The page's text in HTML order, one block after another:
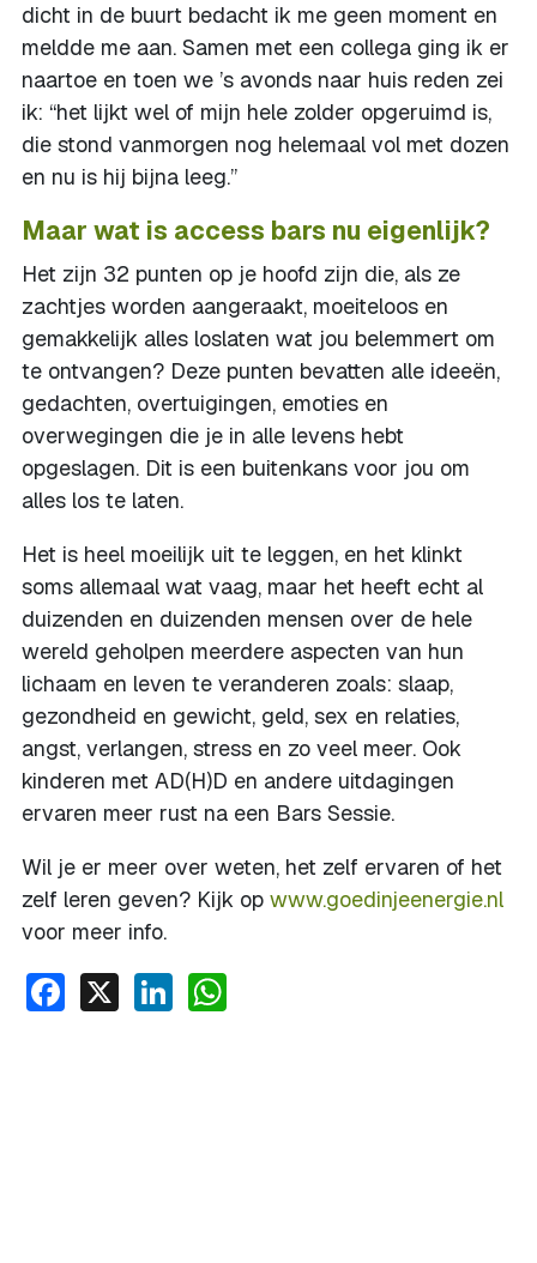
dicht in de buurt bedacht ik me geen moment en
meldde me aan. Samen met een collega ging ik er
naartoe en toen we ’s avonds naar huis reden zei
ik: “het lijkt wel of mijn hele zolder opgeruimd is,
die stond vanmorgen nog helemaal vol met dozen
en nu is hij bijna leeg.”
Maar wat is access bars nu eigenlijk?
Het zijn 32 punten op je hoofd zijn die, als ze
zachtjes worden aangeraakt, moeiteloos en
gemakkelijk alles loslaten wat jou belemmert om
te ontvangen? Deze punten bevatten alle ideeën,
gedachten, overtuigingen, emoties en
overwegingen die je in alle levens hebt
opgeslagen. Dit is een buitenkans voor jou om
alles los te laten.
Het is heel moeilijk uit te leggen, en het klinkt
soms allemaal wat vaag, maar het heeft echt al
duizenden en duizenden mensen over de hele
wereld geholpen meerdere aspecten van hun
lichaam en leven te veranderen zoals: slaap,
gezondheid en gewicht, geld, sex en relaties,
angst, verlangen, stress en zo veel meer. Ook
kinderen met AD(H)D en andere uitdagingen
ervaren meer rust na een Bars Sessie.
Wil je er meer over weten, het zelf ervaren of het
zelf leren geven? Kijk op www.goedinjeenergie.nl
voor meer info.
Facebook
X LinkedIn